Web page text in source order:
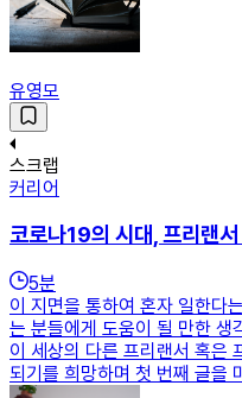
유영모
스크랩
커리어
코로나19의 시대, 프리랜
5분
이 지면을 통하여 혼자 일한다
는 분들에게 도움이 될 만한 생
이 세상의 다른 프리랜서 혹은
되기를 희망하며 첫 번째 글을